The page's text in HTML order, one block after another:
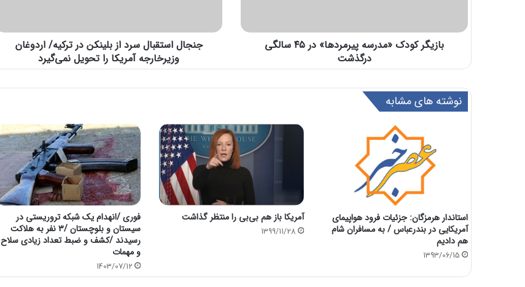
بازیگر کودک «مدرسه پیرمردها» در ۴۵ سالگی
درگذشت
جنجال استقبال سرد از بلینکن در ترکیه/ اردوغان
وزیرخارجه آمریکا را تحویل نمی‌گیرد
نوشته های مشابه
استاندار هرمزگان: جزئیات فرود هواپیمای
آمریکایی در بندرعباس / به مسافران شام
هم دادیم
1393/06/15
آمریکا باز هم بی‌بی را منتظر گذاشت
1399/11/28
فوری /انهدام ‌یک شبکه تروریستی در
سیستان و بلوچستان /۳ نفر به هلاکت
رسیدند /کشف و ضبط تعداد زیادی سلاح
و مهمات
1403/07/12